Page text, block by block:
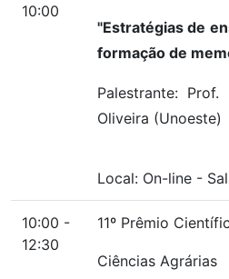
10:00
"Estratégias de
formação de
Palestrante:
Oliveira (Unoeste)
Local: On-line -
10:00 -
12:30
11º Prêmio
Ciências Agrárias